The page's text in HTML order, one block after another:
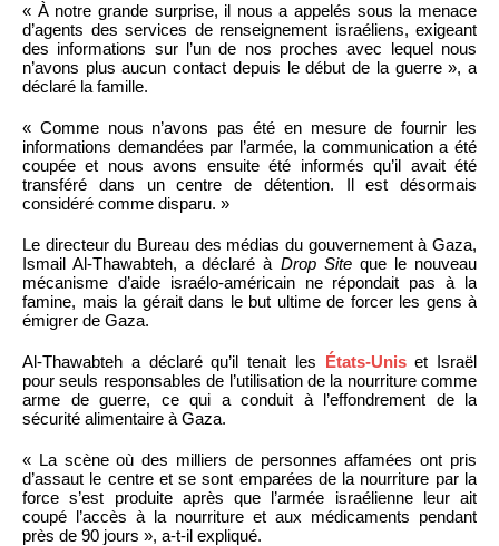
« À notre grande surprise, il nous a appelés sous la menace
d’agents des services de renseignement israéliens, exigeant
des informations sur l’un de nos proches avec lequel nous
n’avons plus aucun contact depuis le début de la guerre », a
déclaré la famille.
« Comme nous n’avons pas été en mesure de fournir les
informations demandées par l’armée, la communication a été
coupée et nous avons ensuite été informés qu’il avait été
transféré dans un centre de détention. Il est désormais
considéré comme disparu. »
Le directeur du Bureau des médias du gouvernement à Gaza,
Ismail Al-Thawabteh, a déclaré à Drop Siteque le nouveau
mécanisme d’aide israélo-américain ne répondait pas à la
famine, mais la gérait dans le but ultime de forcer les gens à
émigrer de Gaza.
Al-Thawabteh a déclaré qu’il tenait les États-Uniset Israël
pour seuls responsables de l’utilisation de la nourriture comme
arme de guerre, ce qui a conduit à l’effondrement de la
sécurité alimentaire à Gaza.
« La scène où des milliers de personnes affamées ont pris
d’assaut le centre et se sont emparées de la nourriture par la
force s’est produite après que l’armée israélienne leur ait
coupé l’accès à la nourriture et aux médicaments pendant
près de 90 jours », a-t-il expliqué.